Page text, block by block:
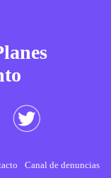
Canal de denuncias